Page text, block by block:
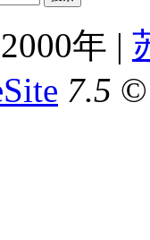
年 |
7.5 ©